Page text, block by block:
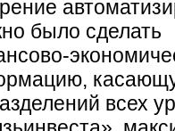
было сделать
всех